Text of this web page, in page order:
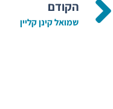
הקודם
שמואל קינן קליין